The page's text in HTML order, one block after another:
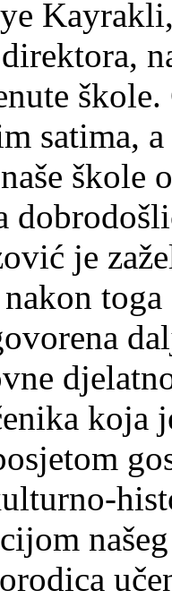
satima, a
škole
je
koja